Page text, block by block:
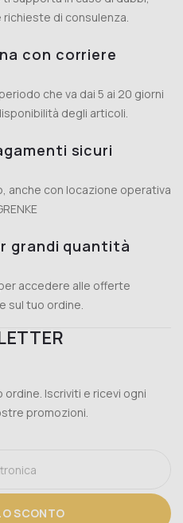
di consulenza.
con corriere
che va dai 5 ai 20 giorni
degli articoli.
sicuri
anche con locazione operativa
grandi quantità
accedere alle offerte
sul tuo ordine.
Iscriviti e ricevi ogni
promozioni.
SCONTO